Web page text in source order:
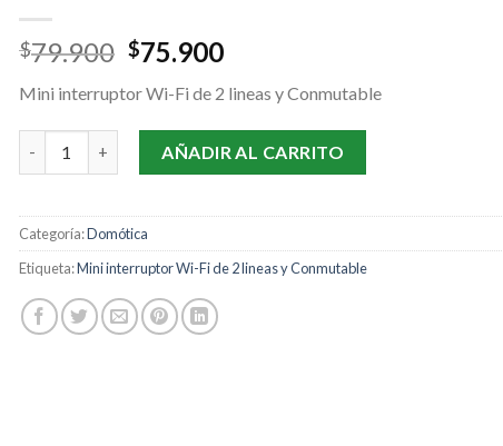
$79.900 Original
was:
$79.900.
$75.900Current
is:
$75.900.
Mini interruptor Wi-Fi de 2 lineas y Conmutable
Mini interruptor Wi-Fi de 2 lineas y Conmutable cantidad
AÑADIR AL CARRITO
Categoría:Domótica
Etiqueta:Mini interruptor Wi-Fi de 2 lineas y Conmutable